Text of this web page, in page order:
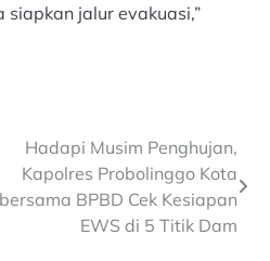
jalur evakuasi,”
Hadapi Musim Penghujan,
Kapolres Probolinggo Kota
bersama BPBD Cek Kesiapan
EWS di 5 Titik Dam